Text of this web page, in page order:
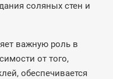
соляных стен и
важную роль в
от того,
обеспечивается